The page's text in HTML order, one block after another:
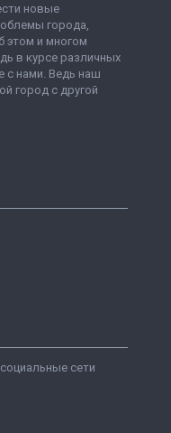
новые
города,
этом и многом
в курсе различных
с нами. Ведь наш
город с другой
сети